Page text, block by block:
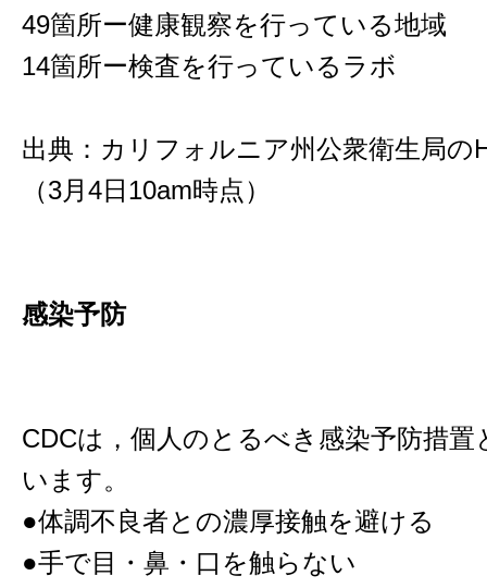
49箇所ー健康観察を行っている地域
14箇所ー検査を行っているラボ
出典：カリフォルニア州公衆衛生局の
（3月4日10am時点）
感染予防
CDCは，個人のとるべき感染予防措
います。
●体調不良者との濃厚接触を避ける
●手で目・鼻・口を触らない